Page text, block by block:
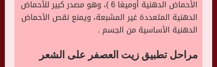
الأحماض الدهنية أوميغا 6 )، وهو مصدر كبير للأحماض
الدهنية المتعددة غير المشبعة، ويمنع نقص الأحماض
الدهنية الأساسية من الجسم .
مراحل تطبيق زيت العصفر على الشعر